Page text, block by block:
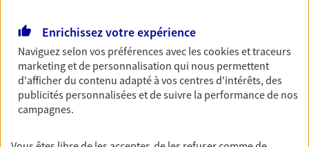
Prévoyance
Pour un avenir serein, assurez-vous avec notre
contrat prévoyance. Préservez vos proches en cas
d'accident ou de maladie en optant pour les
garanties incapacité temporaire totale de travail,
invalidité ou de décès.
Découvrir l'offre Prévoyance
Enrichissez votre expérience
Naviguez selon vos préférences avec lescookies et traceurs
marketing et de personnalisation qui nous permettent
d'afficher du contenu adapté à vos centres d'intérêts, des
publicités personnalisées et de suivre la performance de nos
campagnes.